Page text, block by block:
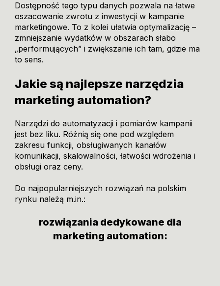
Dostępność tego typu danych pozwala na łatwe
oszacowanie zwrotu z inwestycji w kampanie
marketingowe. To z kolei ułatwia optymalizację –
zmniejszanie wydatków w obszarach słabo
„performujących” i zwiększanie ich tam, gdzie ma
to sens.
Jakie są najlepsze narzędzia
marketing automation?
Narzędzi do automatyzacji i pomiarów kampanii
jest bez liku. Różnią się one pod względem
zakresu funkcji, obsługiwanych kanałów
komunikacji, skalowalności, łatwości wdrożenia i
obsługi oraz ceny.
Do najpopularniejszych rozwiązań na polskim
rynku należą m.in.:
rozwiązania dedykowane dla
marketing automation: